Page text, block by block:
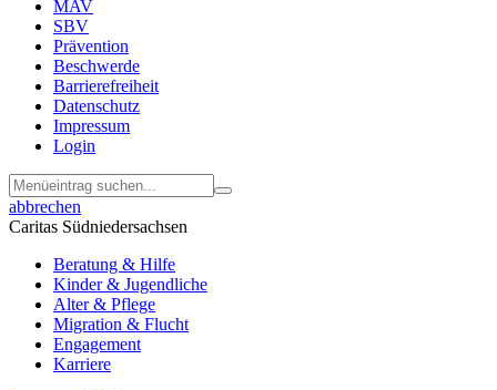
MAV
SBV
Prävention
Beschwerde
Barrierefreiheit
Datenschutz
Impressum
Login
abbrechen
Caritas Südniedersachsen
Beratung & Hilfe
Kinder & Jugendliche
Alter & Pflege
Migration & Flucht
Engagement
Karriere